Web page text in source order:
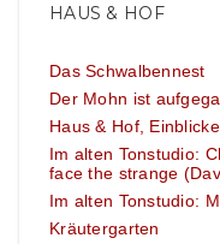
HAUS & HOF
Das Schwalbennest
Der Mohn ist
Haus & Hof,
Im alten Tonstudio:
face the strange
Im alten Tonstudio:
Kräutergarten